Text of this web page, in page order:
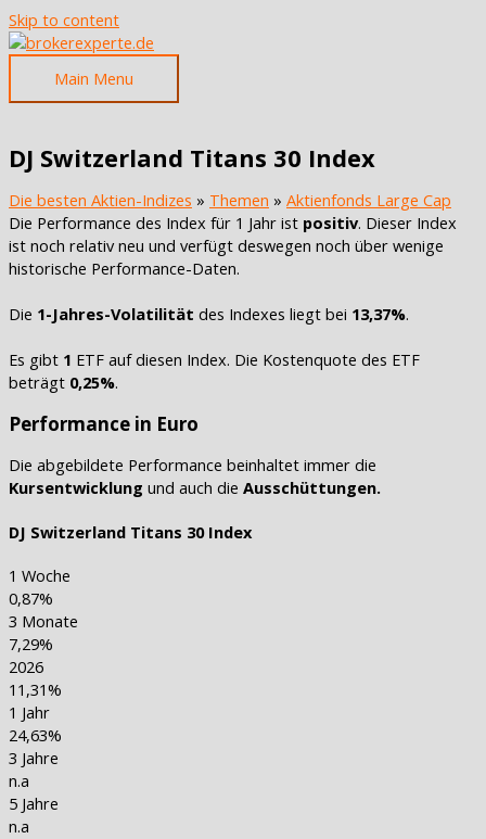
Skip to content
Main Menu
DJ Switzerland Titans 30 Index
Die besten Aktien-Indizes » Themen » Aktienfonds Large Cap
Die Performance des Index für 1 Jahr ist positiv. Dieser Index
ist noch relativ neu und verfügt deswegen noch über wenige
historische Performance-Daten.
Die 1-Jahres-Volatilität des Indexes liegt bei 13,37%.
Es gibt 1 ETF auf diesen Index. Die Kostenquote des ETF
beträgt 0,25%.
Performance in Euro
Die abgebildete Performance beinhaltet immer die
Kursentwicklung und auch die Ausschüttungen.
DJ Switzerland Titans 30 Index
1 Woche
0,87%
3 Monate
7,29%
2026
11,31%
1 Jahr
24,63%
3 Jahre
n.a
5 Jahre
n.a